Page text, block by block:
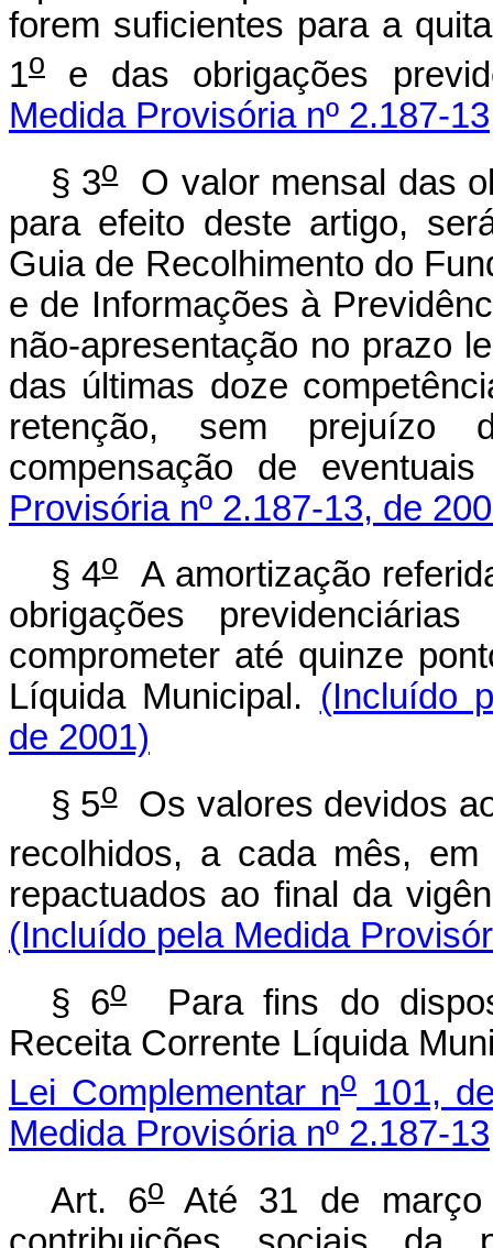
forem suficientes para a
1o
e das obrigações
Medida Provisória nº 2.187-
§ 3oO valor mensal das
para efeito deste artigo,
Guia de Recolhimento do
e de Informações à
não-apresentação no prazo
das últimas doze
retenção, sem prejuízo
compensação de
Provisória nº 2.187-13, de
§ 4oA amortização
obrigações
comprometer até quinze
Líquida Municipal. (Incluído
de 2001)
§ 5oOs valores devidos
recolhidos, a cada mês,
repactuados ao final da
(Incluído pela Medida
§ 6oPara fins do
Receita Corrente Líquida
Lei Complementar no101,
Medida Provisória nº 2.187-
Art. 6oAté 31 de março